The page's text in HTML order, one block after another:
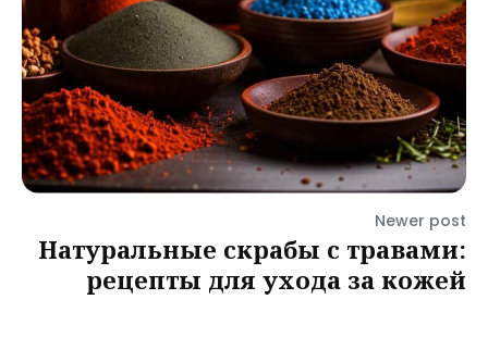
Newer post
Натуральные скрабы с травами:
рецепты для ухода за кожей